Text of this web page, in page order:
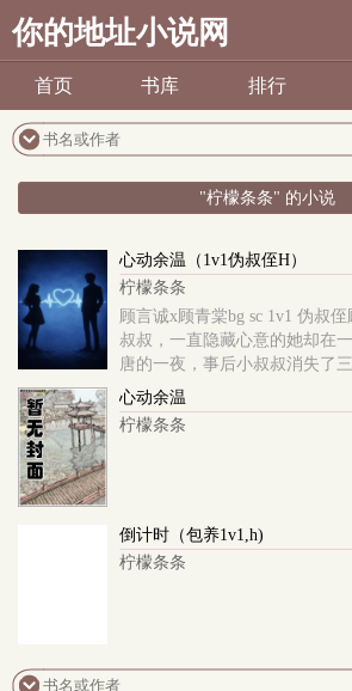
你的地址小说网
首页 书库 排行
"柠檬条条" 的小说
心动余温（1v1伪叔侄H）
柠檬条条
顾言诚x顾青棠bg sc 1v1 伪叔
叔叔，一直隐藏心意的她却在
唐的一夜，事后小叔叔消失了
棠看来，他这种逃避行为让人
手动脚更是极为可耻！
心动余温
柠檬条条
倒计时（包养1v1,h)
柠檬条条